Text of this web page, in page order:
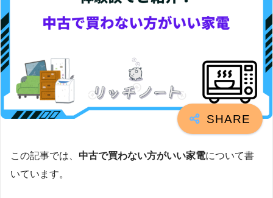
この記事では、 中古で買わない方がいい家電について書
いています。